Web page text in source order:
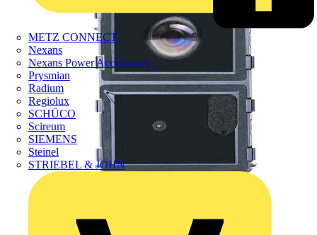
METZ CONNECT
Nexans
Nexans Power Accessories
Prysmian
Radium
Regiolux
SCHÜCO
Scireum
SIEMENS
Steinel
STRIEBEL & JOHN